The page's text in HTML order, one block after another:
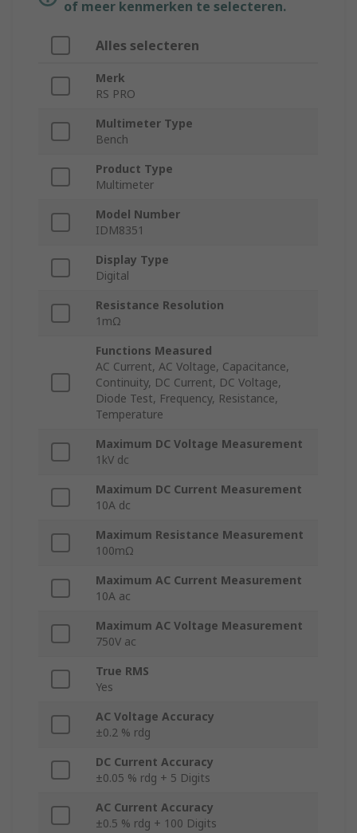
of meer kenmerken te selecteren.
Alles selecteren
Merk
RS PRO
Multimeter Type
Bench
Product Type
Multimeter
Model Number
IDM8351
Display Type
Digital
Resistance Resolution
1mΩ
Functions Measured
AC Current, AC Voltage, Capacitance,
Continuity, DC Current, DC Voltage,
Diode Test, Frequency, Resistance,
Temperature
Maximum DC Voltage Measurement
1kV dc
Maximum DC Current Measurement
10A dc
Maximum Resistance Measurement
100mΩ
Maximum AC Current Measurement
10A ac
Maximum AC Voltage Measurement
750V ac
True RMS
Yes
AC Voltage Accuracy
±0.2 % rdg
DC Current Accuracy
±0.05 % rdg + 5 Digits
AC Current Accuracy
±0.5 % rdg + 100 Digits